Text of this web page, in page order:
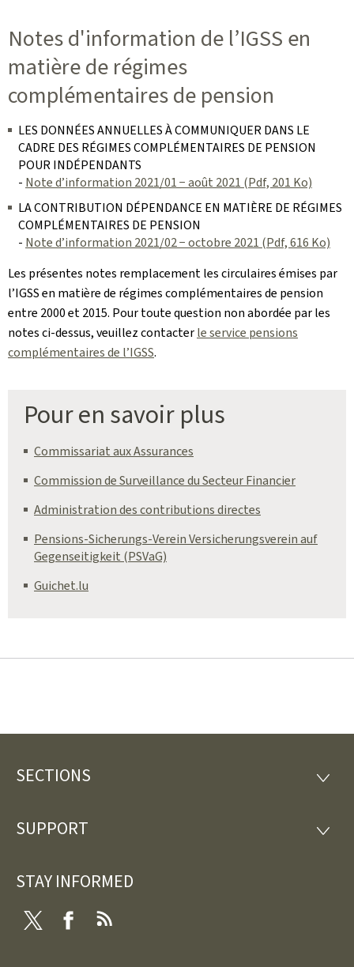
Notes d'information de l’IGSS en
matière de régimes
complémentaires de pension
LES DONNÉES ANNUELLES À COMMUNIQUER DANS LE
CADRE DES RÉGIMES COMPLÉMENTAIRES DE PENSION
POUR INDÉPENDANTS
- Note d’information 2021/01 − août 2021 (Pdf, 201 Ko)
LA CONTRIBUTION DÉPENDANCE EN MATIÈRE DE RÉGIMES
COMPLÉMENTAIRES DE PENSION
- Note d’information 2021/02 − octobre 2021 (Pdf, 616 Ko)
Les présentes notes remplacement les circulaires émises par
l’IGSS en matière de régimes complémentaires de pension
entre 2000 et 2015. Pour toute question non abordée par les
notes ci-dessus, veuillez contacterle service pensions
complémentaires de l’IGSS.
Pour en savoir plus
Commissariat aux Assurances
Commission de Surveillance du Secteur Financier
Administration des contributions directes
Pensions-Sicherungs-Verein Versicherungsverein auf
Gegenseitigkeit (PSVaG)
Guichet.lu
Footer
SECTIONS
SUPPORT
STAY INFORMED
Twitter Facebook